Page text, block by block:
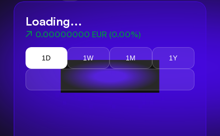
Loading...
0.00000000 EUR (0.00%)
1D 1W 1M 1Y